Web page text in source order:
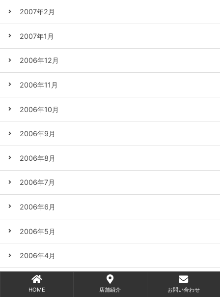
2007年2月
2007年1月
2006年12月
2006年11月
2006年10月
2006年9月
2006年8月
2006年7月
2006年6月
2006年5月
2006年4月
2006年3月
HOME 店舗紹介 お問い合わせ